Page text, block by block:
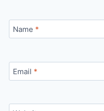
Name *
Email *